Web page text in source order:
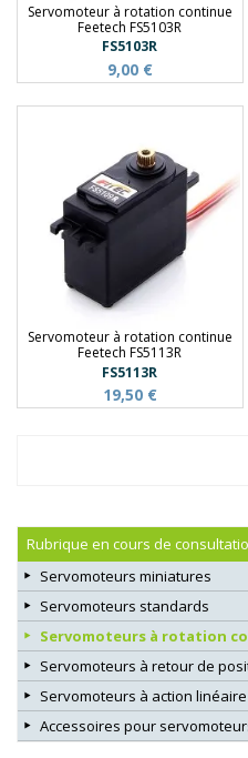
Servomoteur à rotation continue
Feetech FS5103R
FS5103R
9,00 €
Servomoteur à rotation continue
Feetech FS5113R
FS5113R
19,50 €
Rubrique en cours de
Servomoteurs miniatures
Servomoteurs standards
Servomoteurs à rotation
Servomoteurs à retour de
Servomoteurs à action linéaire
Accessoires pour